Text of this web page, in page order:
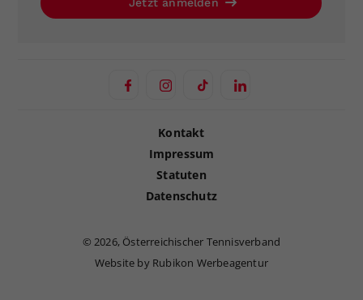
Jetzt anmelden
Kontakt
Impressum
Statuten
Datenschutz
©2026, Österreichischer Tennisverband
Website by Rubikon Werbeagentur